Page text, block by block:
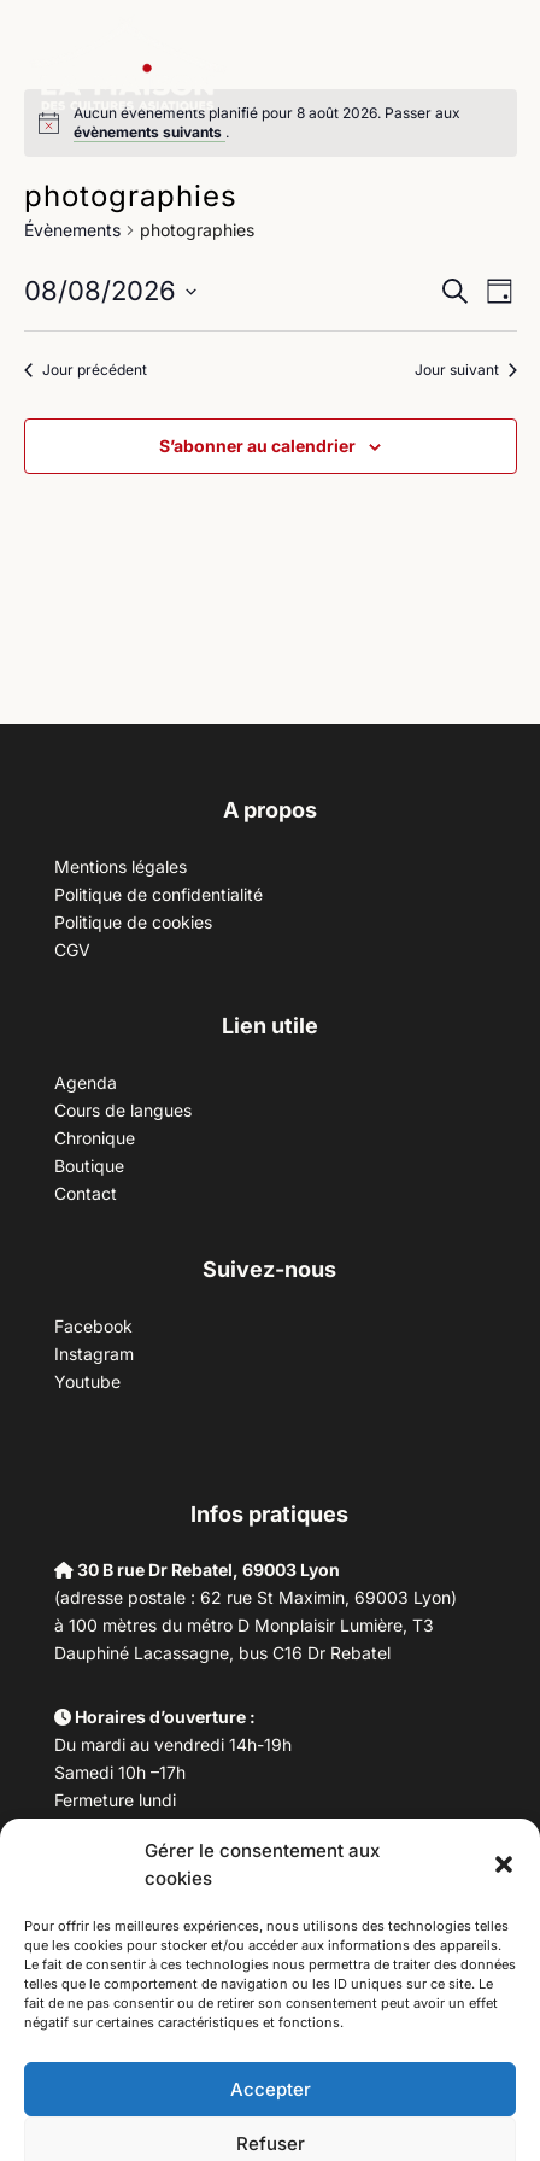
Gérer le consentement aux
cookies
Pour offrir les meilleures expériences, nous utilisons des technologies telles
que les cookies pour stocker et/ou accéder aux informations des appareils.
Le fait de consentir à ces technologies nous permettra de traiter des données
telles que le comportement de navigation ou les ID uniques sur ce site. Le
fait de ne pas consentir ou de retirer son consentement peut avoir un effet
négatif sur certaines caractéristiques et fonctions.
Accepter
Refuser
Aucun évènements planifié pour 8 août 2026. Passer aux
évènements suivants .
photographies
Évènements photographies
et
de
vues
Recherche
de
Jour
08/08/2026
date.Jour précédent Jour suivant
S’abonner au calendrier
A propos
Mentions légales
Politique de confidentialité
Politique de cookies
CGV
Lien utile
Agenda
Cours de langues
Chronique
Boutique
Contact
Suivez-nous
Facebook
Instagram
Youtube
Infos pratiques
30 B rue Dr Rebatel, 69003 Lyon
(adresse postale : 62 rue St Maximin, 69003 Lyon)
à 100 mètres du métro D Monplaisir Lumière, T3
Dauphiné Lacassagne, bus C16 Dr Rebatel
Horaires d’ouverture :
Du mardi au vendredi 14h-19h
Samedi 10h –17h
Fermeture lundi
Téléphone : 04 78 53 06 40
maisondesculturesasiatiques@asiexpo.com